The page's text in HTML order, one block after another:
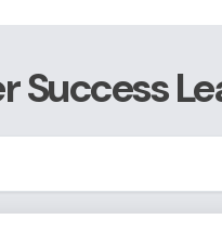
Success